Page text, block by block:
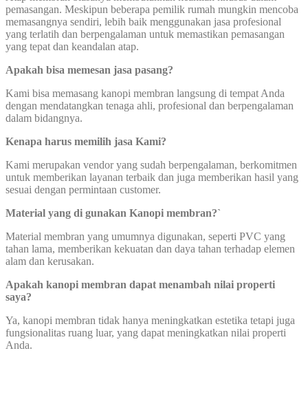
pemasangan. Meskipun beberapa pemilik rumah mungkin mencoba
memasangnya sendiri, lebih baik menggunakan jasa profesional
yang terlatih dan berpengalaman untuk memastikan pemasangan
yang tepat dan keandalan atap.
Apakah bisa memesan jasa pasang?
Kami bisa memasang kanopi membran langsung di tempat Anda
dengan mendatangkan tenaga ahli, profesional dan berpengalaman
dalam bidangnya.
Kenapa harus memilih jasa Kami?
Kami merupakan vendor yang sudah berpengalaman, berkomitmen
untuk memberikan layanan terbaik dan juga memberikan hasil yang
sesuai dengan permintaan customer.
Material yang di gunakan Kanopi membran?`
Material membran yang umumnya digunakan, seperti PVC yang
tahan lama, memberikan kekuatan dan daya tahan terhadap elemen
alam dan kerusakan.
Apakah kanopi membran dapat menambah nilai properti
saya?
Ya, kanopi membran tidak hanya meningkatkan estetika tetapi juga
fungsionalitas ruang luar, yang dapat meningkatkan nilai properti
Anda.